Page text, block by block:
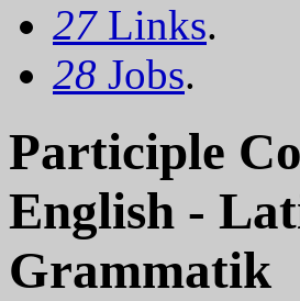
27 Links.
28 Jobs.
Participle
English -
Grammatik